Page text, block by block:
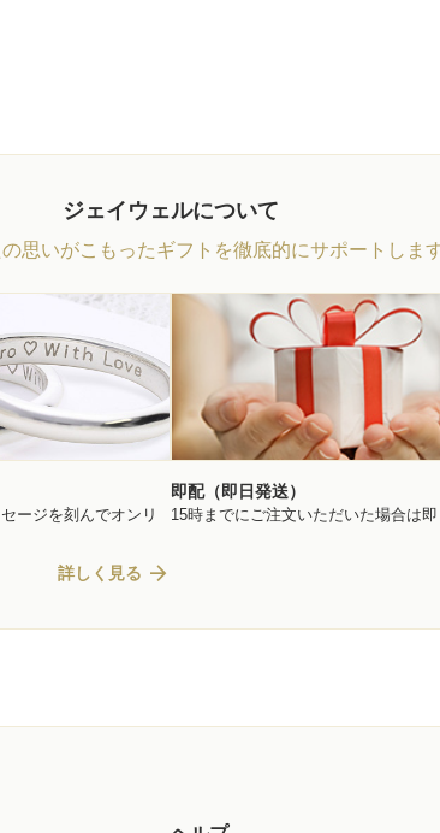
ジェイウェルについて
思いがこもったギフトを徹底的にサポートしま
ージを刻んでオンリ
詳しく見る arrow_forward
即配（即日発送）
15時までにご注文いただいた場合は